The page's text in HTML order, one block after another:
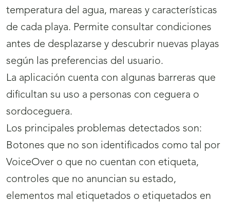
temperatura del agua, mareas y características
de cada playa. Permite consultar condiciones
antes de desplazarse y descubrir nuevas playas
según las preferencias del usuario.
La aplicación cuenta con algunas barreras que
dificultan su uso a personas con ceguera o
sordoceguera.
Los principales problemas detectados son:
Botones que no son identificados como tal por
VoiceOver o que no cuentan con etiqueta,
controles que no anuncian su estado,
elementos mal etiquetados o etiquetados en